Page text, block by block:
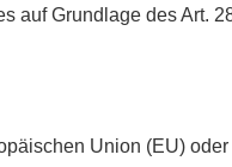
auf Grundlage des Art.
Union (EU) oder